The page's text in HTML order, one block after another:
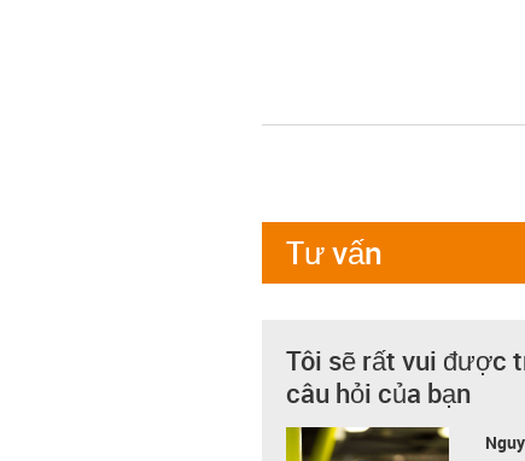
Tư vấn
Tôi sẽ rất vui được
câu hỏi của bạn